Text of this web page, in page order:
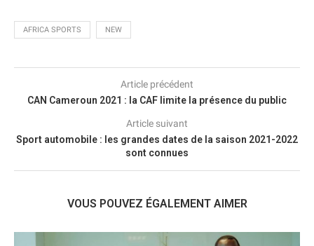
AFRICA SPORTS NEW
Article précédent
CAN Cameroun 2021 : la CAF limite la présence du public
Article suivant
Sport automobile : les grandes dates de la saison 2021-2022
sont connues
VOUS POUVEZ ÉGALEMENT AIMER